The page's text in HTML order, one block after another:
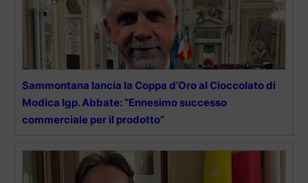
Sammontana lancia la Coppa d’Oro al Cioccolato di
Modica Igp. Abbate: “Ennesimo successo
commerciale per il prodotto”